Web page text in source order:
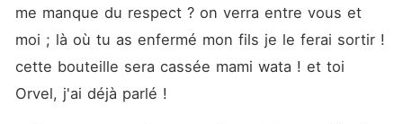
me manque du respect ? on verra entre vous et
moi ; là où tu as enfermé mon fils je le ferai sortir !
cette bouteille sera cassée mami wata ! et toi
Orvel, j'ai déjà parlé !